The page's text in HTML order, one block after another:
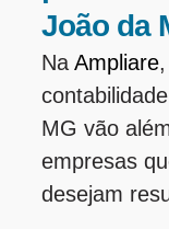
João da
Na Ampliare
MG vão
empresas
desejam